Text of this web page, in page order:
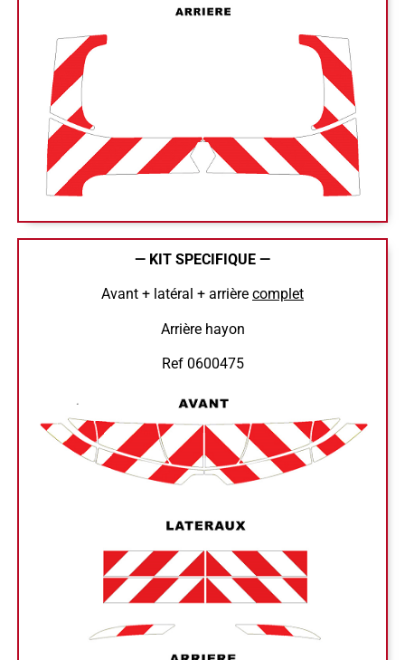
— KIT SPECIFIQUE —
Avant + latéral + arrière complet
Arrière hayon
Ref 0600475